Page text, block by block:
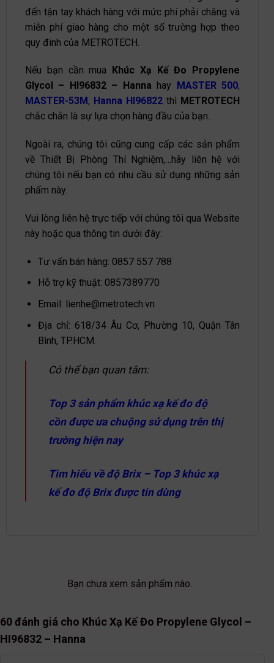
đến tận tay khách hàng với mức phí phải chăng và
miễn phí giao hàng cho một số trường hợp theo
quy đinh của METROTECH.
Nếu bạn cần mua
Khúc Xạ Kế Đo Propylene
Glycol – HI96832 – Hanna hay MASTER 500,
MASTER-53M, Hanna HI96822 thì METROTECH
chắc chắn là sự lựa chọn hàng đầu của bạn.
Ngoài ra, chúng tôi cũng cung cấp các sản phẩm
về Thiết Bị Phòng Thí Nghiệm,…hãy liên hệ với
chúng tôi nếu bạn có nhu cầu sử dụng những sản
phẩm này.
Vui lòng liên hệ trực tiếp với chúng tôi qua Website
này hoặc qua thông tin dưới đây:
Tư vấn bán hàng: 0857 557 788
Hỗ trợ kỹ thuật: 0857389770
Email: lienhe@metrotech.vn
Địa chỉ: 618/34 Âu Cơ, Phường 10, Quận Tân
Bình, TP.HCM.
Có thể bạn quan tâm:
Top 3 sản phẩm khúc xạ kế đo độ
cồn được ưa chuộng sử dụng trên thị
trường hiện nay
Tìm hiểu về độ Brix – Top 3 khúc xạ
kế đo độ Brix được tin dùng
Bạn chưa xem sản phẩm nào.
60 đánh giá cho Khúc Xạ Kế Đo Propylene Glycol –
HI96832 – Hanna